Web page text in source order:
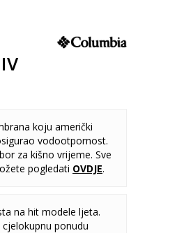
koju američki
vodootpornost.
za kišno vrijeme. Sve
pogledati OVDJE.
na hit modele ljeta.
ponudu